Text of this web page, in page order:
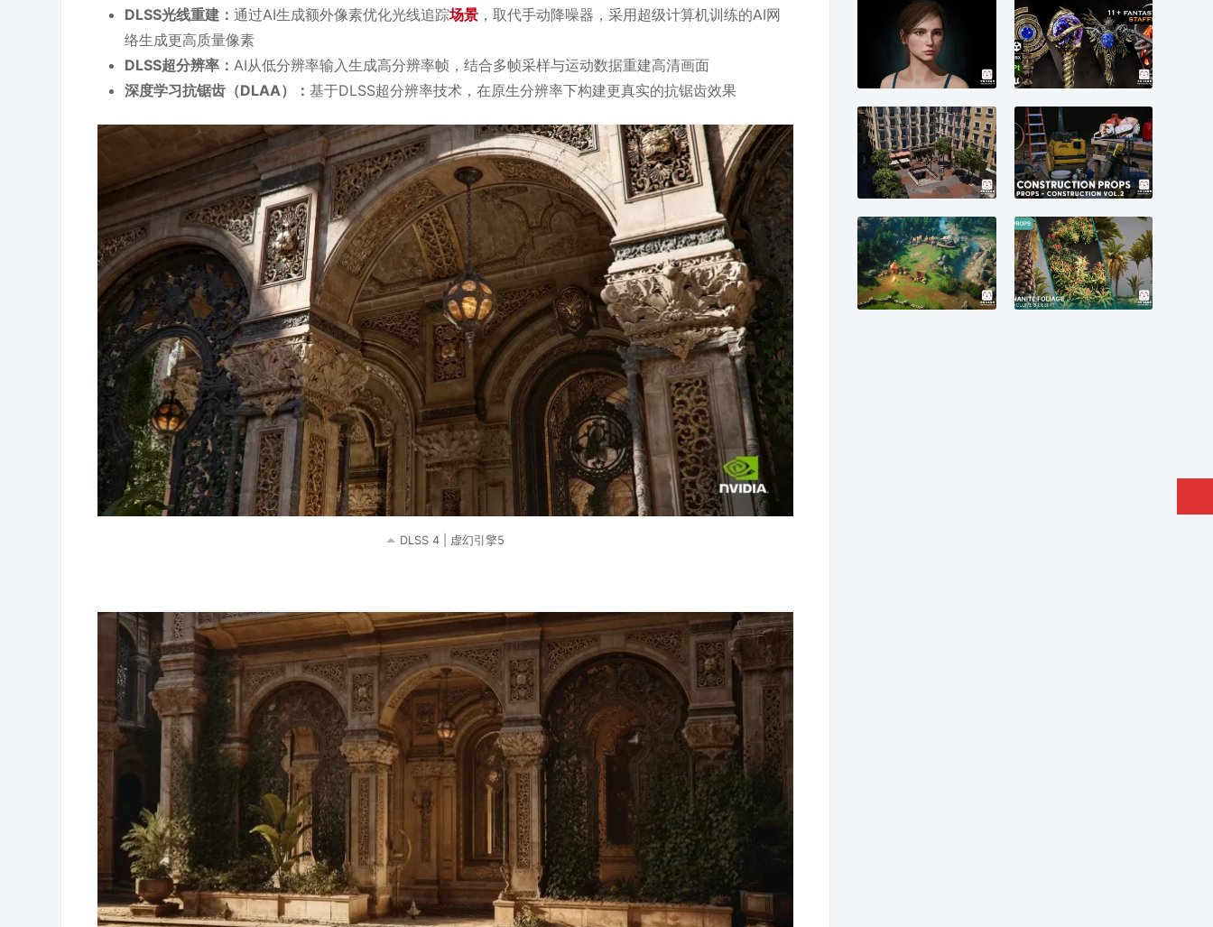
DLSS光线重建：通过AI生成额外像素优化光线追踪场景 ，取代手动降噪器，采用超级计算机训练的AI网
络生成更高质量像素
DLSS超分辨率：AI从低分辨率输入生成高分辨率帧，结合多帧采样与运动数据重建高清画面
深度学习抗锯齿（DLAA）：基于DLSS超分辨率技术，在原生分辨率下构建更真实的抗锯齿效果
DLSS 4 | 虚幻引擎5